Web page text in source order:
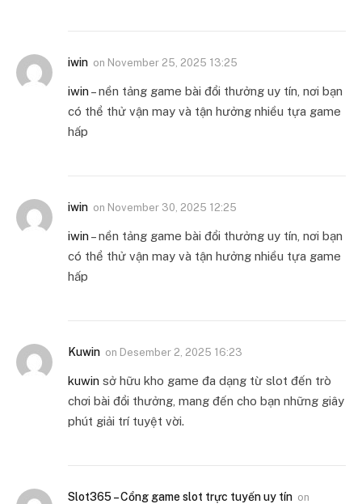
iwin on November 25, 2025 13:25
iwin – nền tảng game bài đổi thưởng uy tín, nơi bạn
có thể thử vận may và tận hưởng nhiều tựa game
hấp
iwin on November 30, 2025 12:25
iwin – nền tảng game bài đổi thưởng uy tín, nơi bạn
có thể thử vận may và tận hưởng nhiều tựa game
hấp
Kuwin on Desember 2, 2025 16:23
kuwin sở hữu kho game đa dạng từ slot đến trò
chơi bài đổi thưởng, mang đến cho bạn những giây
phút giải trí tuyệt vời.
Slot365 – Cổng game slot trực tuyến uy tín on